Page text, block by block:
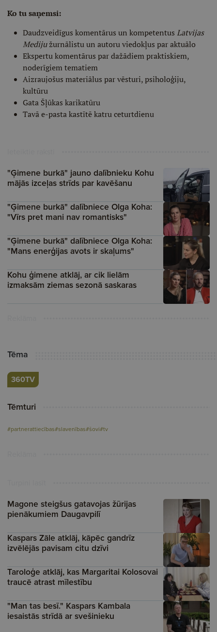
Ko tu saņemsi:
Daudzveidīgus komentārus un kompetentus Latvijas
Medijužurnālistu un autoru viedokļus par aktuālo
Ekspertu komentārus par dažādiem praktiskiem,
noderīgiem tematiem
Aizraujošus materiālus par vēsturi, psiholoģiju,
kultūru
Gata Šļūkas karikatūru
Tavā e-pasta kastītē katru ceturtdienu
"Ģimene burkā" jauno dalībnieku Kohu
mājās izceļas strīds par kavēšanu
"Ģimene burkā" dalībniece Olga Koha:
"Vīrs pret mani nav romantisks"
"Ģimene burkā" dalībniece Olga Koha:
"Mans enerģijas avots ir skaļums"
Kohu ģimene atklāj, ar cik lielām
izmaksām ziemas sezonā saskaras
Tēma
360TV
Tēmturi
#partnerattiecības#slavenības#šovi#tv
Magone steigšus gatavojas žūrijas
pienākumiem Daugavpilī
Kaspars Zāle atklāj, kāpēc gandrīz
izvēlējās pavisam citu dzīvi
Taroloģe atklāj, kas Margaritai Kolosovai
traucē atrast mīlestību
"Man tas besī." Kaspars Kambala
iesaistās strīdā ar svešinieku